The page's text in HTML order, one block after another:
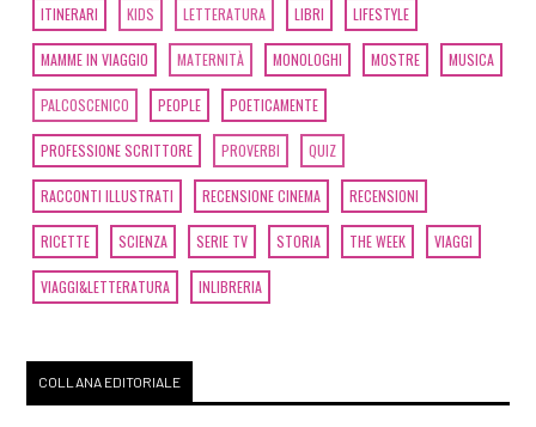
ITINERARI KIDS LETTERATURA LIBRI LIFESTYLE
MAMME IN VIAGGIO MATERNITÀ MONOLOGHI MOSTRE MUSICA
PALCOSCENICO PEOPLE POETICAMENTE
PROFESSIONE SCRITTORE PROVERBI QUIZ
RACCONTI ILLUSTRATI RECENSIONE CINEMA RECENSIONI
RICETTE SCIENZA SERIE TV STORIA THE WEEK VIAGGI
VIAGGI&LETTERATURA INLIBRERIA
COLLANA EDITORIALE